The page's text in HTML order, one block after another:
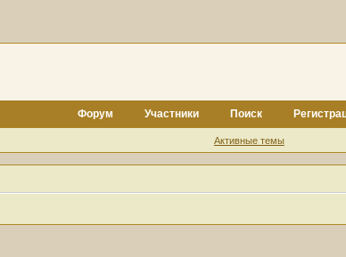
Форум Участники Поиск
Активные темы